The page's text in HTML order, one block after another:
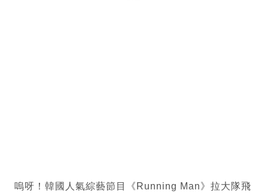
嗚呀！韓國人氣綜藝節目《Running Man》拉大隊飛